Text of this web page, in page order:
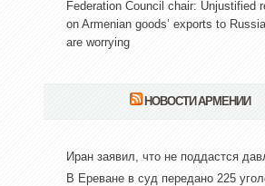
Federation Council chair: Unjustified
on Armenian goods’ exports to
are worrying
НОВОСТИ АРМЕНИИ
Иран заявил, что не поддастся
В Ереване в суд передано 225